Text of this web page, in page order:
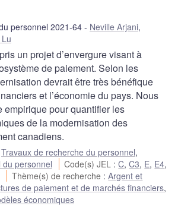
personnel 2021-64 Neville Arjani,
un projet d’envergure visant à
de paiement. Selon les
devrait être très bénéfique
et l’économie du pays. Nous
empirique pour quantifier les
de la modernisation des
canadiens.
Travaux de recherche du personnel,
du personnel
Code(s) JEL :C,C3, E, E4,
Thème(s) de recherche :Argent et
de paiement et de marchés financiers,
économiques